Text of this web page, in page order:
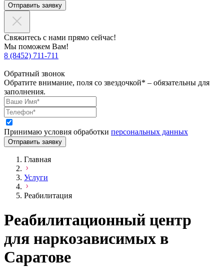
Отправить заявку
Свяжитесь с нами прямо сейчас!
Мы поможем Вам!
8 (8452) 711-711
Обратный звонок
Обратите внимание, поля со звездочкой* – обязательны для
заполнения.
Принимаю условия обработки персональных данных
Отправить заявку
Главная
Услуги
Реабилитация
Реабилитационный центр
для наркозависимых в
Саратове